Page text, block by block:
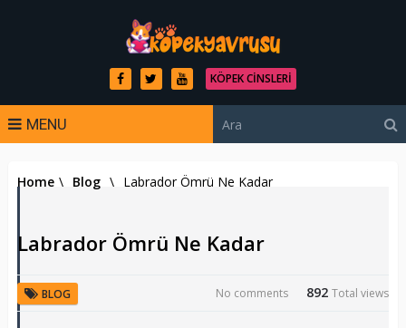
KÖPEK CINSLERI
MENU
Home \ Blog \ Labrador Ömrü Ne Kadar
Labrador Ömrü Ne Kadar
BLOG 892Total views
No comments